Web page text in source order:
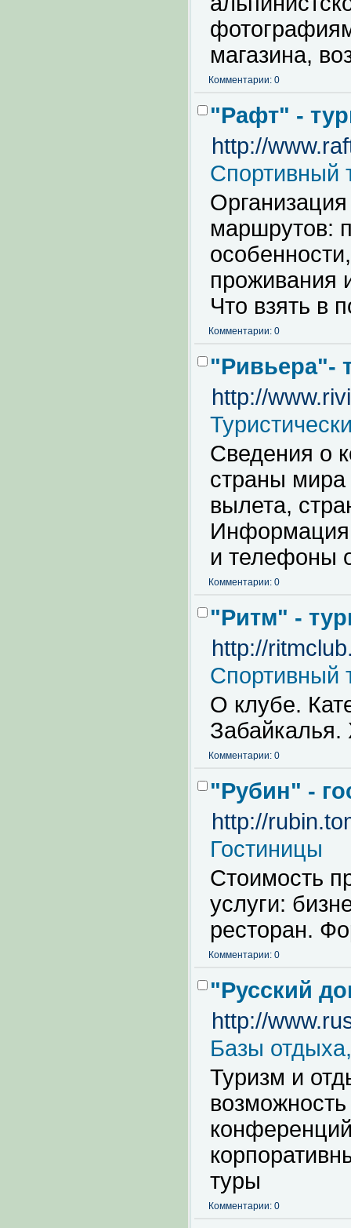
магазина,
Комментарии: 0
"Рафт" -
http://
Спортивный
маршрутов:
проживания
Что взять в
Комментарии: 0
"Ривьера"-
http://
Сведения о
страны
вылета,
Информация
и телефоны
Комментарии: 0
"Ритм" -
http://
Спортивный
О клубе.
Забайкалья.
Комментарии: 0
"Рубин" -
http://
Гостиницы
Стоимость
услуги:
ресторан.
Комментарии: 0
"Русский
http://
Базы
Туризм и
туры
Комментарии: 0